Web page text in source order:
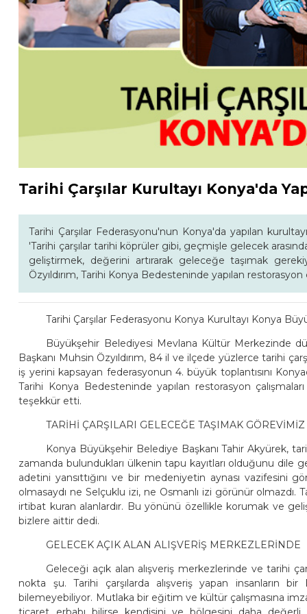
Tarihi Çarşılar Kurultayı Konya'da
Tarihi Çarşılar Federasyonu'nun Konya'da yapılan
'Tarihi çarşılar tarihi köprüler gibi, geçmişle gelecek
geliştirmek, değerini artırarak geleceğe taşımak
Özyıldırım, Tarihi Konya Bedesteninde yapılan
Tarihi Çarşılar Federasyonu Konya Kurultayı Konya
Büyükşehir Belediyesi Mevlana Kültür Merkezinde
Başkanı Muhsin Özyıldırım, 84 il ve ilçede yüzlerce tarihi
iş yerini kapsayan federasyonun 4. büyük toplantısını
Tarihi Konya Bedesteninde yapılan restorasyon
teşekkür etti.
TARİHİ ÇARŞILARI GELECEĞE TAŞIMAK GÖREVİMİZ
Konya Büyükşehir Belediye Başkanı Tahir Akyürek,
zamanda bulundukları ülkenin tapu kayıtları olduğunu dile
adetini yansıttığını ve bir medeniyetin aynası vazifesini
olmasaydı ne Selçuklu izi, ne Osmanlı izi görünür olmazdı.
irtibat kuran alanlardır. Bu yönünü özellikle korumak ve
bizlere aittir dedi.
GELECEK AÇIK ALAN ALIŞVERİŞ MERKEZLERİNDE
Geleceği açık alan alışveriş merkezlerinde ve tarihi
nokta şu. Tarihi çarşılarda alışveriş yapan insanların
bilemeyebiliyor. Mutlaka bir eğitim ve kültür çalışmasına